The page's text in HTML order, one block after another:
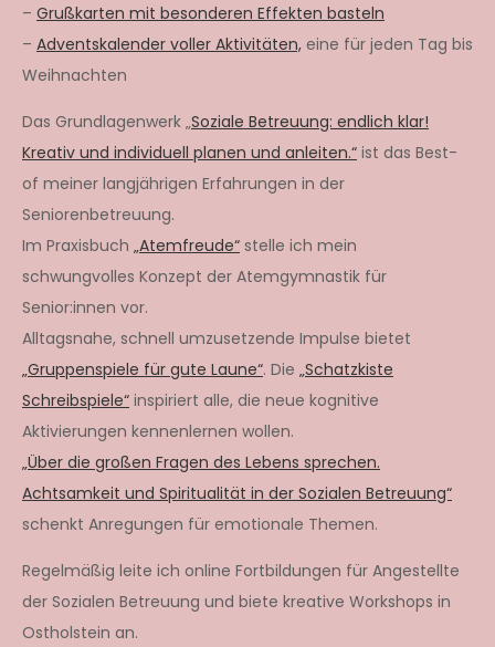
– Grußkarten mit besonderen Effekten basteln
– Adventskalender voller Aktivitäten, eine für jeden Tag bis
Weihnachten
Das Grundlagenwerk „Soziale Betreuung: endlich klar!
Kreativ und individuell planen und anleiten.“ ist das Best-
of meiner langjährigen Erfahrungen in der
Seniorenbetreuung.
Im Praxisbuch „Atemfreude“ stelle ich mein
schwungvolles Konzept der Atemgymnastik für
Senior:innen vor.
Alltagsnahe, schnell umzusetzende Impulse bietet
„Gruppenspiele für gute Laune“. Die „Schatzkiste
Schreibspiele“ inspiriert alle, die neue kognitive
Aktivierungen kennenlernen wollen.
„Über die großen Fragen des Lebens sprechen.
Achtsamkeit und Spiritualität in der Sozialen Betreuung“
schenkt Anregungen für emotionale Themen.
Regelmäßig leite ich online Fortbildungen für Angestellte
der Sozialen Betreuung und biete kreative Workshops in
Ostholstein an.